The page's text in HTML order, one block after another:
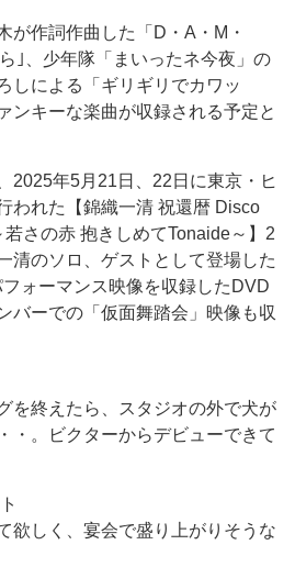
作詞作曲した「D・A・M・
｣、少年隊「まいったネ今夜」の
しによる「ギリギリでカワッ
ンキーな楽曲が収録される予定と
2025年5月21日、22日に東京・ヒ
われた【錦織一清 祝還暦 Disco
さの赤 抱きしめてTonaide～】2
清のソロ、ゲストとして登場した
ォーマンス映像を収録したDVD
バーでの「仮面舞踏会」映像も収
を終えたら、スタジオの外で犬が
・。ビクターからデビューできて
欲しく、宴会で盛り上がりそうな